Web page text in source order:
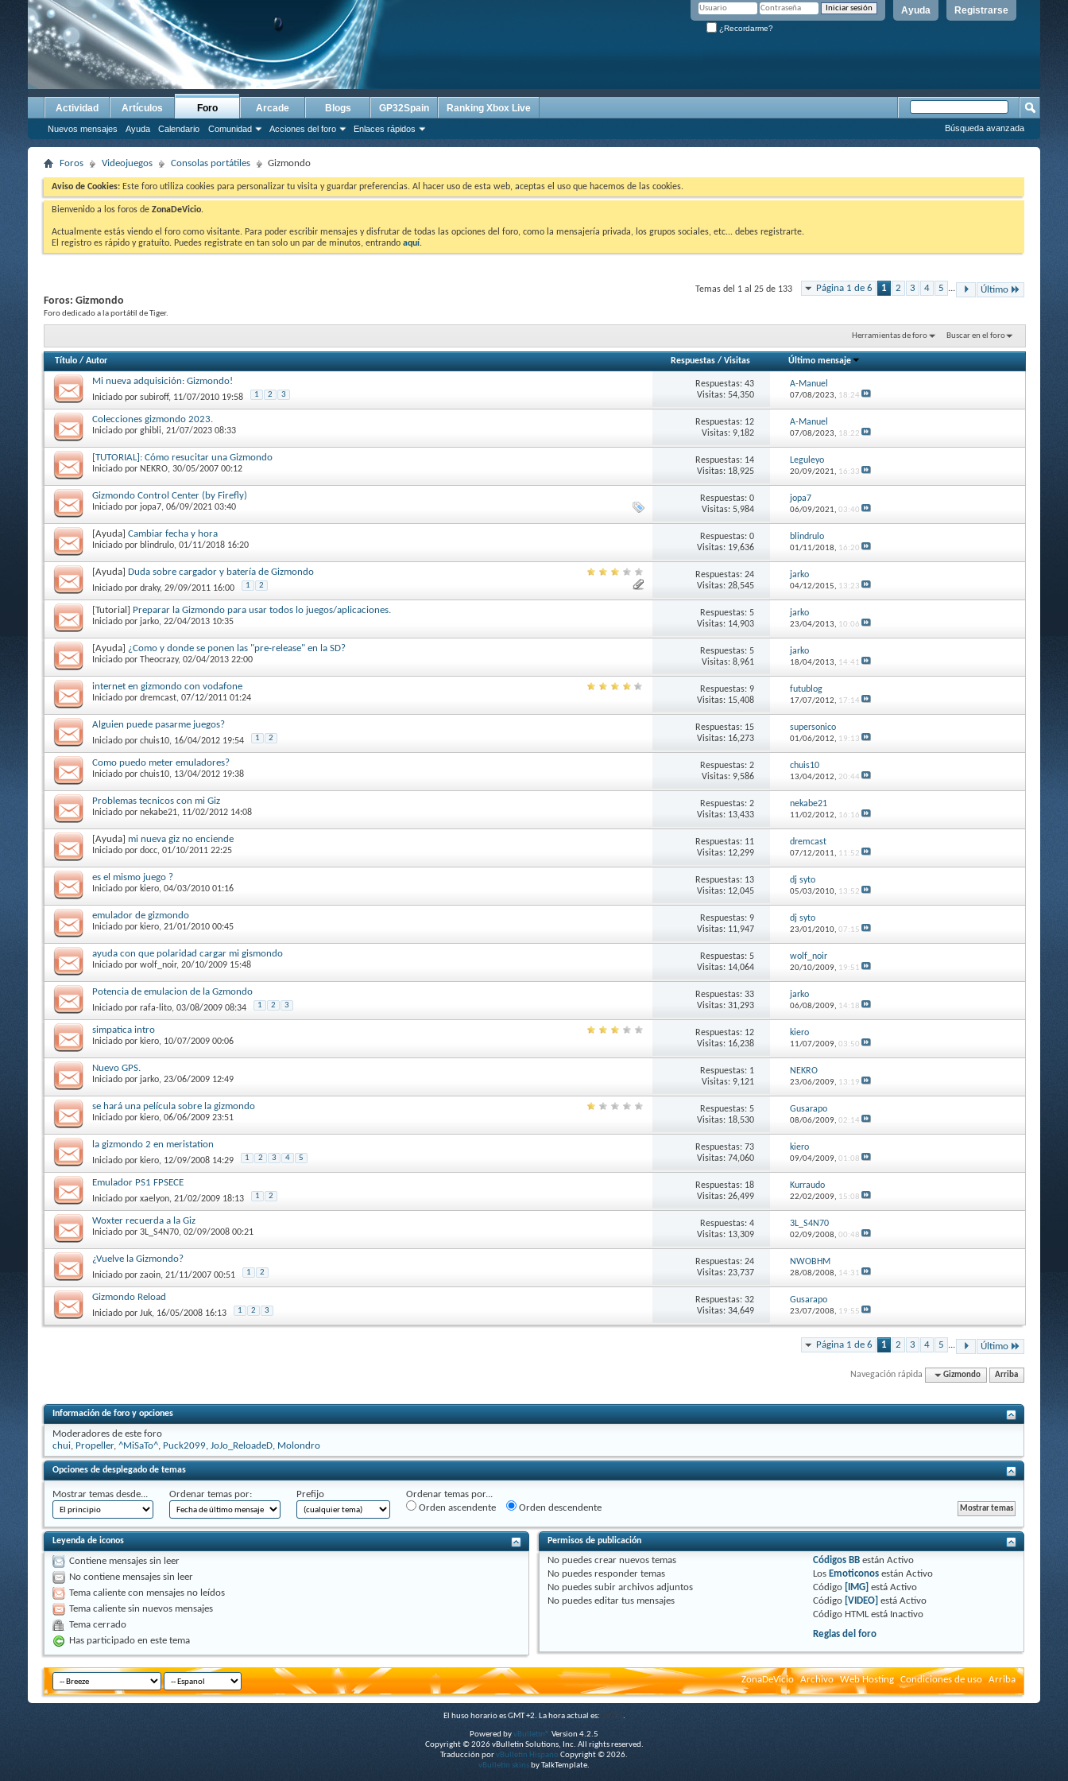
Registrarse
Ayuda
¿Recordarme?
Actividad Artículos Foro
Nuevos mensajes Ayuda Calendario Comunidad Acciones del foro Enlaces rápidos
Arcade Blogs GP32Spain Ranking Xbox Live
Búsqueda avanzada
Foros Videojuegos Consolas portátiles Gizmondo
Aviso de Cookies: Este foro utiliza cookies para personalizar tu visita y guardar preferencias. Al hacer uso de esta web, aceptas el uso que hacemos de las cookies.
Bienvenido a los foros de ZonaDeVicio.
Actualmente estás viendo el foro como visitante. Para poder escribir mensajes y disfrutar de todas las opciones del foro, como la mensajería privada, los grupos sociales, etc... debes registrarte.
El registro es rápido y gratuíto. Puedes registrate en tan solo un par de minutos, entrando aquí.
Página 1 de 6 1 2 3 4 5 ... Último
Temas del 1 al 25 de 133
Foros: Gizmondo
Foro dedicado a la portátil de Tiger.
Herramientas de foro Buscar en el foro
Título / Autor Respuestas /Visitas Último mensaje
Mi nueva adquisición: Gizmondo!
Iniciado por subiroff, 11/07/2010 19:58 1 2 3
Respuestas: 43
Visitas: 54,350
A-Manuel
07/08/2023, 18:24
Colecciones gizmondo 2023.
Iniciado por ghibli, 21/07/2023 08:33
Respuestas: 12
Visitas: 9,182
A-Manuel
07/08/2023, 18:22
[TUTORIAL]: Cómo resucitar una Gizmondo
Iniciado por NEKRO, 30/05/2007 00:12
Respuestas: 14
Visitas: 18,925
Leguleyo
20/09/2021, 16:33
Gizmondo Control Center (by Firefly)
Iniciado por jopa7, 06/09/2021 03:40
Respuestas: 0
Visitas: 5,984
jopa7
06/09/2021, 03:40
[Ayuda] Cambiar fecha y hora
Iniciado por blindrulo, 01/11/2018 16:20
Respuestas: 0
Visitas: 19,636
blindrulo
01/11/2018, 16:20
[Ayuda] Duda sobre cargador y batería de Gizmondo
Iniciado por draky, 29/09/2011 16:00 1 2
Respuestas: 24
Visitas: 28,545
jarko
04/12/2015, 13:23
[Tutorial] Preparar la Gizmondo para usar todos lo juegos/aplicaciones.
Iniciado por jarko, 22/04/2013 10:35
Respuestas: 5
Visitas: 14,903
jarko
23/04/2013, 10:06
[Ayuda] ¿Como y donde se ponen las "pre-release" en la SD?
Iniciado por Theocrazy, 02/04/2013 22:00
Respuestas: 5
Visitas: 8,961
jarko
18/04/2013, 14:41
internet en gizmondo con vodafone
Iniciado por dremcast, 07/12/2011 01:24
Respuestas: 9
Visitas: 15,408
futublog
17/07/2012, 17:14
Alguien puede pasarme juegos?
Iniciado por chuis10, 16/04/2012 19:54 1 2
Respuestas: 15
Visitas: 16,273
supersonico
01/06/2012, 19:13
Como puedo meter emuladores?
Iniciado por chuis10, 13/04/2012 19:38
Respuestas: 2
Visitas: 9,586
chuis10
13/04/2012, 20:44
Problemas tecnicos con mi Giz
Iniciado por nekabe21, 11/02/2012 14:08
Respuestas: 2
Visitas: 13,433
nekabe21
11/02/2012, 16:16
[Ayuda] mi nueva giz no enciende
Iniciado por docc, 01/10/2011 22:25
Respuestas: 11
Visitas: 12,299
dremcast
07/12/2011, 11:52
es el mismo juego ?
Iniciado por kiero, 04/03/2010 01:16
Respuestas: 13
Visitas: 12,045
dj syto
05/03/2010, 13:52
emulador de gizmondo
Iniciado por kiero, 21/01/2010 00:45
Respuestas: 9
Visitas: 11,947
dj syto
23/01/2010, 07:15
ayuda con que polaridad cargar mi gismondo
Iniciado por wolf_noir, 20/10/2009 15:48
Respuestas: 5
Visitas: 14,064
wolf_noir
20/10/2009, 19:51
Potencia de emulacion de la Gzmondo
Iniciado por rafa-lito, 03/08/2009 08:34 1 2 3
Respuestas: 33
Visitas: 31,293
jarko
06/08/2009, 14:18
simpatica intro
Iniciado por kiero, 10/07/2009 00:06
Respuestas: 12
Visitas: 16,238
kiero
11/07/2009, 03:50
Nuevo GPS.
Iniciado por jarko, 23/06/2009 12:49
Respuestas: 1
Visitas: 9,121
NEKRO
23/06/2009, 13:19
se hará una película sobre la gizmondo
Iniciado por kiero, 06/06/2009 23:51
Respuestas: 5
Visitas: 18,530
Gusarapo
08/06/2009, 02:14
la gizmondo 2 en meristation
Iniciado por kiero, 12/09/2008 14:29 1 2 3 4 5
Respuestas: 73
Visitas: 74,060
kiero
09/04/2009, 01:08
Emulador PS1 FPSECE
Iniciado por xaelyon, 21/02/2009 18:13 1 2
Respuestas: 18
Visitas: 26,499
Kurraudo
22/02/2009, 15:08
Woxter recuerda a la Giz
Iniciado por 3L_S4N70, 02/09/2008 00:21
Respuestas: 4
Visitas: 13,309
3L_S4N70
02/09/2008, 00:48
¿Vuelve la Gizmondo?
Iniciado por zaoin, 21/11/2007 00:51 1 2
Respuestas: 24
Visitas: 23,737
NWOBHM
28/08/2008, 14:31
Gizmondo Reload
Iniciado por Juk, 16/05/2008 16:13 1 2 3
Respuestas: 32
Visitas: 34,649
Gusarapo
23/07/2008, 19:55
Página 1 de 6 1 2 3 4 5 ... Último
Navegación rápida Gizmondo Arriba
Información de foro y opciones
Moderadores de este foro
chui, Propeller, ^MiSaTo^, Puck2099, JoJo_ReloadeD, Molondro
Opciones de desplegado de temas
Mostrar temas desde... Ordenar temas por: Prefijo
Ordenar temas por...
Orden ascendente
Orden descendente
Leyenda de iconos
Contiene mensajes sin leer
No contiene mensajes sin leer
Tema caliente con mensajes no leídos
Tema caliente sin nuevos mensajes
Tema cerrado
Has participado en este tema
Permisos de publicación
No puedes crear nuevos temas
No puedes responder temas
No puedes subir archivos adjuntos
No puedes editar tus mensajes
Códigos BB estánActivo
Los Emoticonos estánActivo
Código [IMG] estáActivo
Código [VIDEO] estáActivo
Código HTML está Inactivo
Reglas del foro
ZonaDeVicio Archivo Web Hosting Condiciones de uso Arriba
El huso horario es GMT +2. La hora actual es: 16:13.
Powered byvBulletin® Version 4.2.5
Copyright © 2026 vBulletin Solutions, Inc. All rights reserved.
Traducción porvBulletin Hispano Copyright © 2026.
vBulletin skins by TalkTemplate.